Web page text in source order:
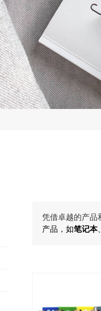
凭借卓越的产品
产品，如笔记本、